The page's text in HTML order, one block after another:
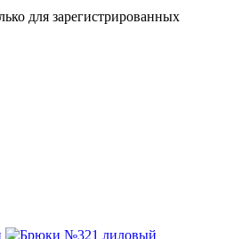
для зарегистрированных